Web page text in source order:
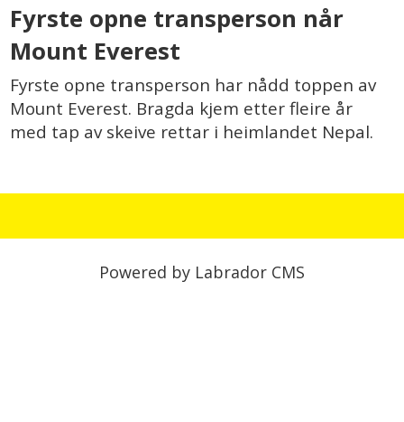
Fyrste opne transperson når
Mount Everest
Fyrste opne transperson har nådd toppen av
Mount Everest. Bragda kjem etter fleire år
med tap av skeive rettar i heimlandet Nepal.
Powered by Labrador CMS